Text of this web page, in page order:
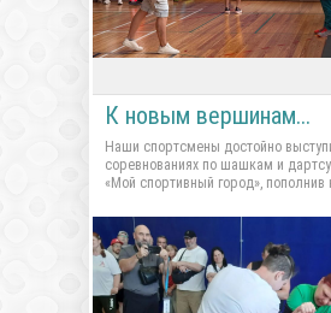
К новым вершинам...
Наши спортсмены достойно
соревнованиях по шашкам и
«Мой спортивный город», пополнив